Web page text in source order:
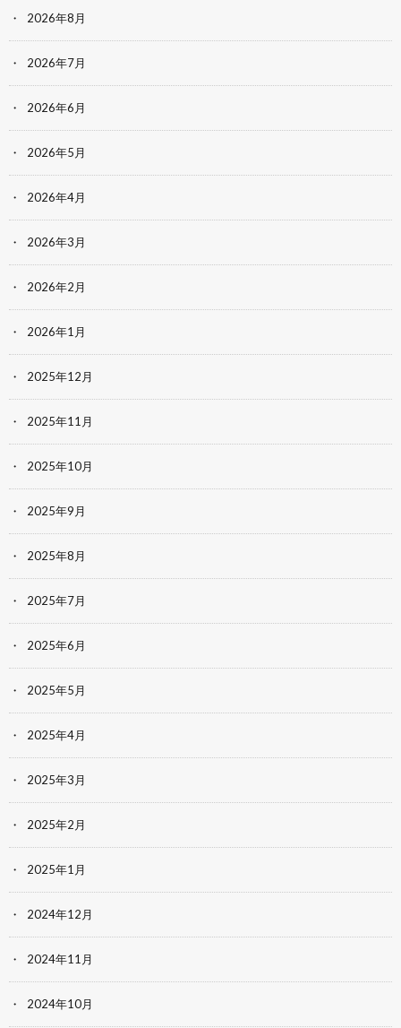
2026年8月
2026年7月
2026年6月
2026年5月
2026年4月
2026年3月
2026年2月
2026年1月
2025年12月
2025年11月
2025年10月
2025年9月
2025年8月
2025年7月
2025年6月
2025年5月
2025年4月
2025年3月
2025年2月
2025年1月
2024年12月
2024年11月
2024年10月